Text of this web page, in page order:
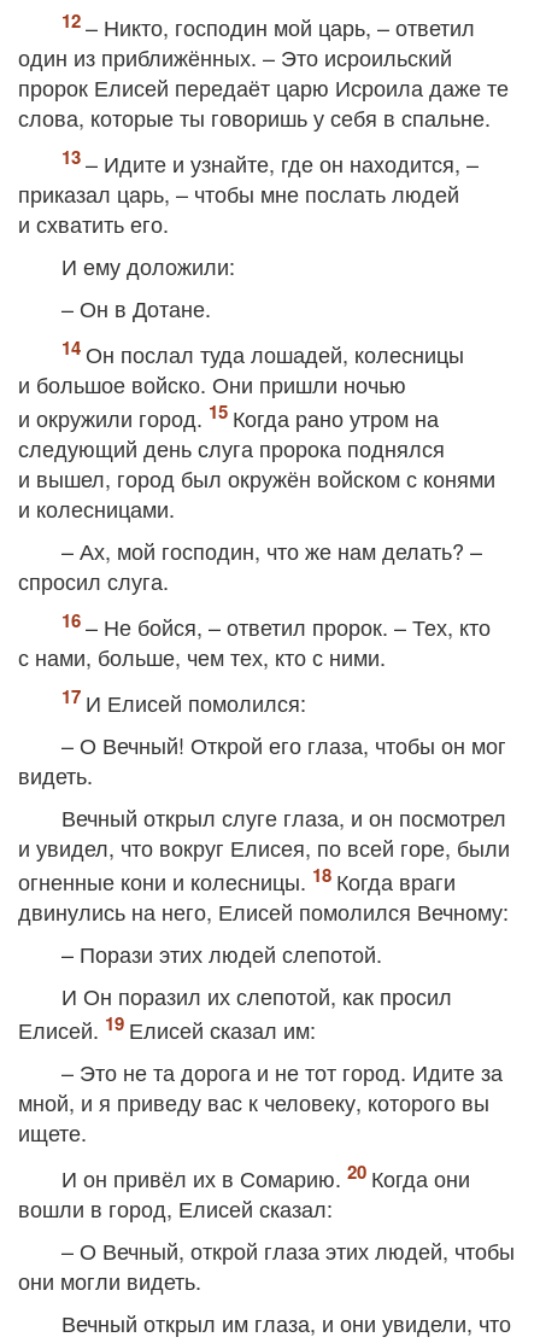
– Никто, господин мой царь, – ответил
один из приближённых. – Это исроильский
пророк Елисей передаёт царю Исроила даже те
слова, которые ты говоришь у себя в спальне.
– Идите и узнайте, где он находится, –
приказал царь, – чтобы мне послать людей
и схватить его.
И ему доложили:
– Он в Дотане.
Он послал туда лошадей, колесницы
и большое войско. Они пришли ночью
и окружили город.
Когда рано утром на
следующий день слуга пророка поднялся
и вышел, город был окружён войском с конями
и колесницами.
– Ах, мой господин, что же нам делать? –
спросил слуга.
– Не бойся, – ответил пророк. – Тех, кто
с нами, больше, чем тех, кто с ними.
И Елисей помолился:
– О Вечный! Открой его глаза, чтобы он мог
видеть.
Вечный открыл слуге глаза, и он посмотрел
и увидел, что вокруг Елисея, по всей горе, были
огненные кони и колесницы.
Когда враги
двинулись на него, Елисей помолился Вечному:
– Порази этих людей слепотой.
И Он поразил их слепотой, как просил
Елисей.
Елисей сказал им:
– Это не та дорога и не тот город. Идите за
мной, и я приведу вас к человеку, которого вы
ищете.
И он привёл их в Сомарию.
Когда они
вошли в город, Елисей сказал:
– О Вечный, открой глаза этих людей, чтобы
они могли видеть.
Вечный открыл им глаза, и они увидели, что